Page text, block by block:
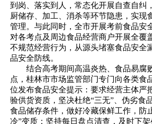
到岗、落实到人，常态化开展自查自纠
厨储存、加工、消杀等环节隐患，实现
管理。与此同时，全市开展考前食品安
对各考点及周边食品经营商户开展全覆
不规范经营行为，从源头堵塞食品安全
品安全防线。
结合高考期间高温炎热、食品易腐
点，桂林市市场监管部门专门向各类食
位发布食品安全提示：要求经营主体严
验供货资质，坚决杜绝“三无”、伪劣食
食品储存条件，做好冷藏保鲜工作，防
冷”变质；坚持每日盘点清查，及时下架